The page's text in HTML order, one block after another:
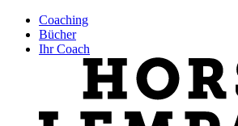
Coaching
Bücher
Ihr Coach